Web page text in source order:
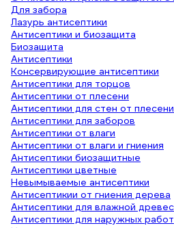
Для забора
Лазурь антисептики
Антисептики и биозащита
Биозащита
Антисептики
Консервирующие антисептики
Антисептики для торцов
Антисептики от плесени
Антисептики для стен от
Антисептики для заборов
Антисептики от влаги
Антисептики от влаги и гниения
Антисептики биозащитные
Антисептики цветные
Невымываемые антисептики
Антисептикии от гниения дерева
Антисептики для влажной
Антисептики для наружных работ